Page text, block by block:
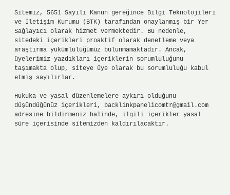
Sitemiz, 5651 Sayılı Kanun gereğince Bilgi Teknolojileri
ve İletişim Kurumu (BTK) tarafından onaylanmış bir Yer
Sağlayıcı olarak hizmet vermektedir. Bu nedenle,
sitedeki içerikleri proaktif olarak denetleme veya
araştırma yükümlülüğümüz bulunmamaktadır. Ancak,
üyelerimiz yazdıkları içeriklerin sorumluluğunu
taşımakta olup, siteye üye olarak bu sorumluluğu kabul
etmiş sayılırlar.
Hukuka ve yasal düzenlemelere aykırı olduğunu
düşündüğünüz içerikleri, backlinkpanelicomtr@gmail.com
adresine bildirmeniz halinde, ilgili içerikler yasal
süre içerisinde sitemizden kaldırılacaktır.